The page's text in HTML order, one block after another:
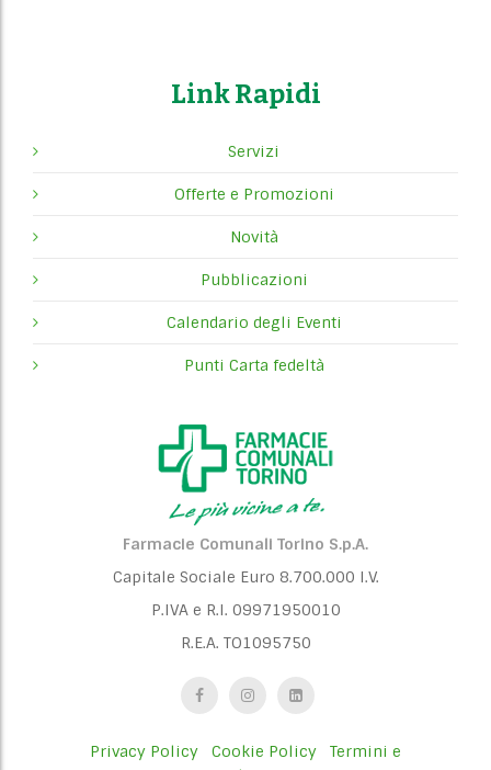
Link Rapidi
Servizi
Offerte e Promozioni
Novità
Pubblicazioni
Calendario degli Eventi
Punti Carta fedeltà
Farmacie Comunali Torino S.p.A.
Capitale Sociale Euro 8.700.000 I.V.
P.IVA e R.I. 09971950010
R.E.A. TO1095750
Privacy Policy Cookie Policy
Termini e